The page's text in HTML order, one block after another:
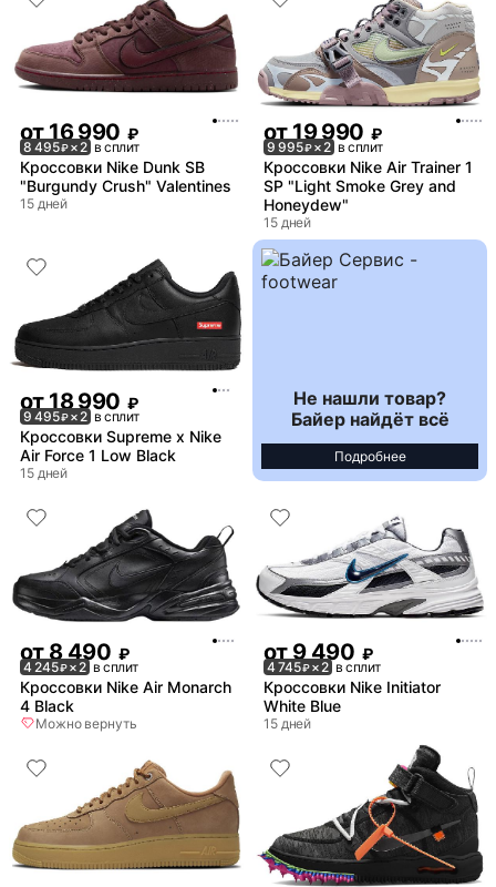
от16 990 ₽
8 495₽× 2 в сплит
Кроссовки Nike Dunk SB
"Burgundy Crush" Valentines
15 дней
от19 990 ₽
9 995₽× 2 в сплит
Кроссовки Nike Air Trainer 1
SP "Light Smoke Grey and
Honeydew"
15 дней
от18 990 ₽
9 495₽× 2 в сплит
Кроссовки Supreme x Nike
Air Force 1 Low Black
15 дней
Не нашли товар?
Байер найдёт всё
Подробнее
от 8 490 ₽
4 245₽× 2 в сплит
Кроссовки Nike Air Monarch
4 Black
Можно вернуть
от 9 490 ₽
4 745₽× 2 в сплит
Кроссовки Nike Initiator
White Blue
15 дней